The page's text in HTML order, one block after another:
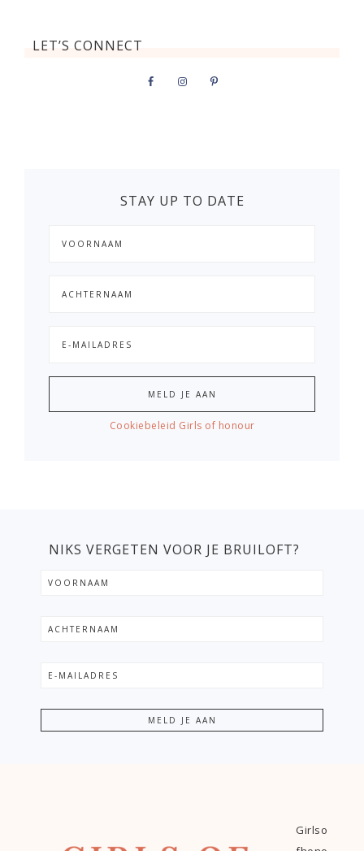
LET’S CONNECT
STAY UP TO DATE
Cookiebeleid Girls of honour
NIKS VERGETEN VOOR JE BRUILOFT?
Girlso